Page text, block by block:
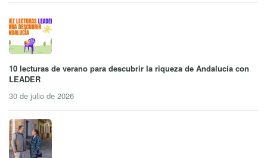
10 lecturas de verano para descubrir la riqueza de Andalucía con
LEADER
30 de julio de 2026